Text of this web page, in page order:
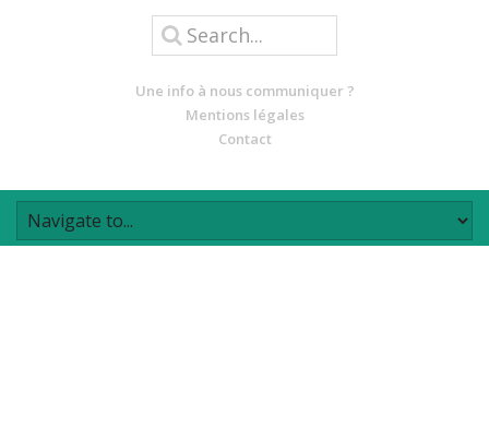
Une info à nous communiquer ?
Mentions légales
Contact